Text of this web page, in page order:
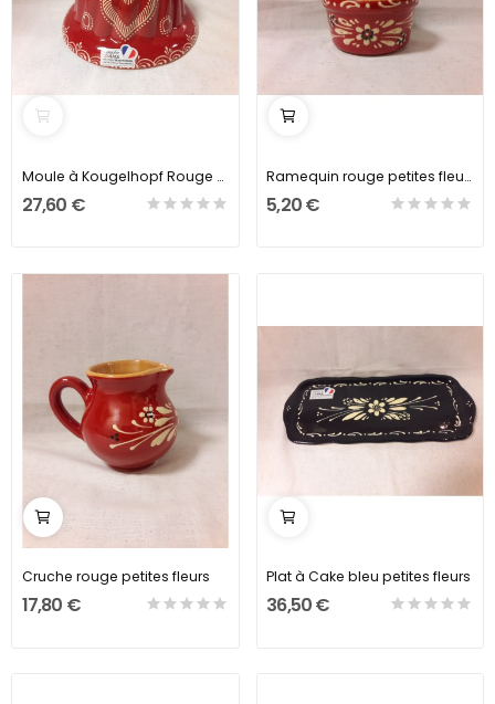
Moule à Kougelhopf Rouge Cœur
27,60 €
Ramequin rouge petites fleurs
5,20 €
Cruche rouge petites fleurs
17,80 €
Plat à Cake bleu petites fleurs
36,50 €